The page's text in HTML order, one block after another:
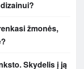
žmonės,
Skydelis į ją